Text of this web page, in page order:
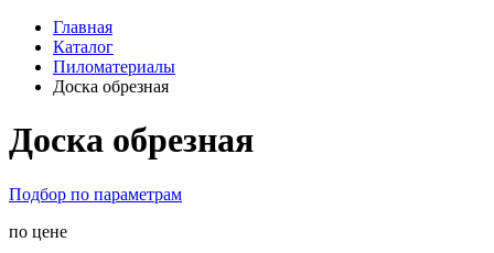
Главная
Каталог
Пиломатериалы
Доска обрезная
Доска обрезная
Подбор по параметрам
по цене